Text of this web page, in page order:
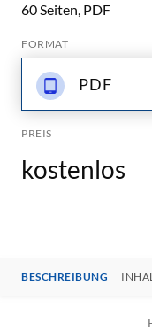
60 Seiten, PDF
FORMAT
PDF
PREIS
kostenlos
BESCHREIBUNG